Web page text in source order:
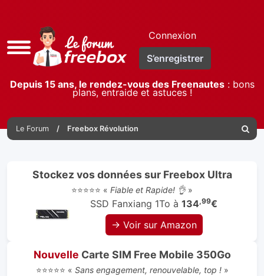
Accès
rapide
Connexion
S’enregistrer
Depuis 15 ans, le rendez-vous des Freenautes: bons
plans, entraide et astuces !
Le Forum Freebox Révolution
Stockez vos données sur Freebox Ultra
⭐⭐⭐⭐⭐ « Fiable et Rapide! 👌»
SSD Fanxiang 1To à 134,99€
→ Voir sur Amazon
Nouvelle Carte SIM Free Mobile 350Go
⭐⭐⭐⭐⭐ « Sans engagement, renouvelable, top !»